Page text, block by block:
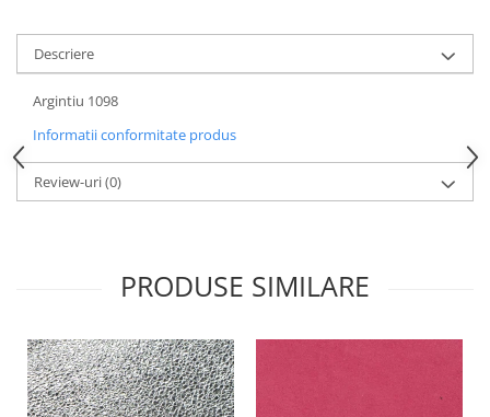
Descriere
Argintiu 1098
Informatii conformitate produs
Review-uri(0)
PRODUSE SIMILARE